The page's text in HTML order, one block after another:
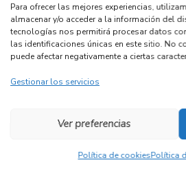
Para ofrecer las mejores experiencias,
almacenar y/o acceder a la información del
tecnologías nos permitirá procesar datos
las identificaciones únicas en este sitio. No
puede afectar negativamente a ciertas
Gestionar los servicios
Ver preferencias
Política de cookiesPolítica